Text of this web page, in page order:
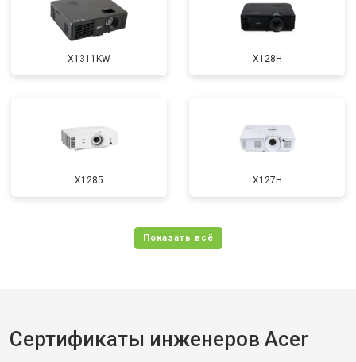
X1311KW X128H
X1285 X127H
Сертификаты инженеров Acer